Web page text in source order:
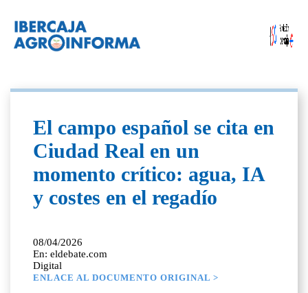
El campo español se cita en
Ciudad Real en un
momento crítico: agua, IA
y costes en el regadío
08/04/2026
En: eldebate.com
Digital
ENLACE AL DOCUMENTO ORIGINAL >